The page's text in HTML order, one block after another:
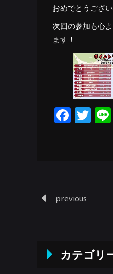
おめでとうござい
次回の参加も心
ます！
previous
カテゴリ